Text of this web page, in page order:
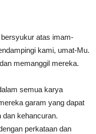
atas imam-
kami, umat-Mu.
memanggil mereka.
semua karya
garam yang dapat
dan kehancuran.
perkataan dan